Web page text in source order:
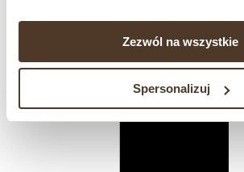
Zezwól na wszystkie
Spersonalizuj